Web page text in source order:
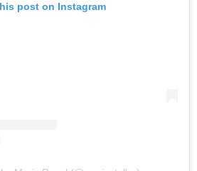
post on Instagram